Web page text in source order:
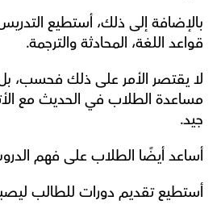
قواعد اللغة، المحادثة والترجمة.
جيد.
أساعد أيضًا الطلاب على فهم
أستطيع تقديم دورات للطالب